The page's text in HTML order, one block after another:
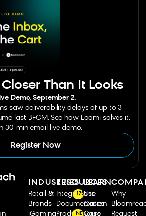
Closer Than It Looks
Demo, September 2.
saw deliverability delays of up to 3
last BFCM. See how Loomi solves it.
30-min email live demo.
Register Now
INDUSTRIES
Retail &
Brands
iGaming
RESOURCES
Integrations
175
Documentation
Product Tours
NEW
LEARN
Use
Cases
Case
Why
Request